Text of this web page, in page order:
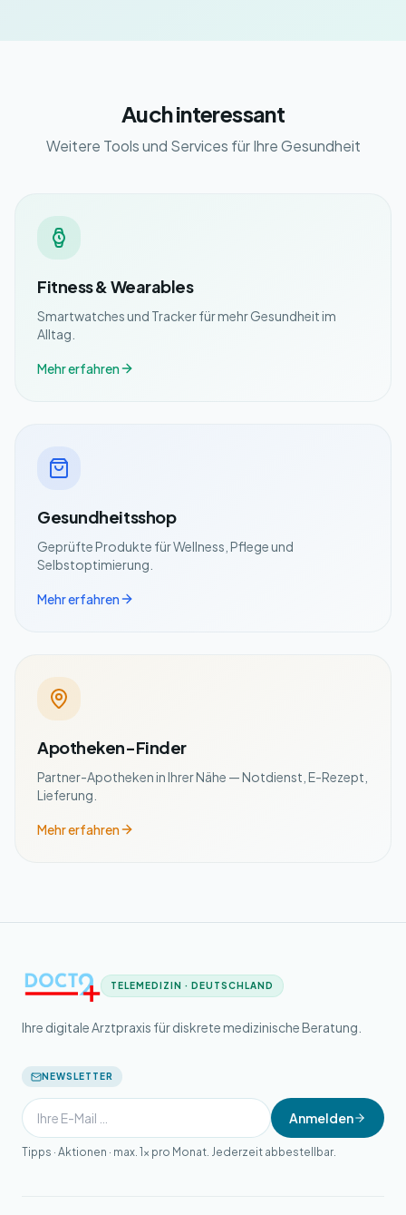
Auch interessant
Weitere Tools und Services für Ihre Gesundheit
Fitness & Wearables
Smartwatches und Tracker für mehr Gesundheit im
Alltag.
Mehr erfahren
Gesundheitsshop
Geprüfte Produkte für Wellness, Pflege und
Selbstoptimierung.
Mehr erfahren
Apotheken-Finder
Partner-Apotheken in Ihrer Nähe — Notdienst, E-Rezept,
Lieferung.
Mehr erfahren
TELEMEDIZIN · DEUTSCHLAND
Ihre digitale Arztpraxis für diskrete medizinische Beratung.
NEWSLETTER
Anmelden
Tipps · Aktionen · max. 1× pro Monat. Jederzeit abbestellbar.